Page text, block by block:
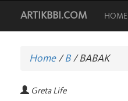
ARTIKBBI.COM HOME
Home/B /BABAK
Greta Life